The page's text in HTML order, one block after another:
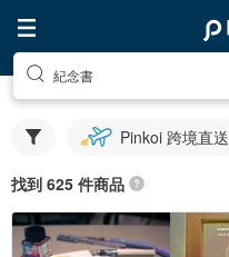
紀念書
Pinkoi 跨境直送
找到 625 件商品